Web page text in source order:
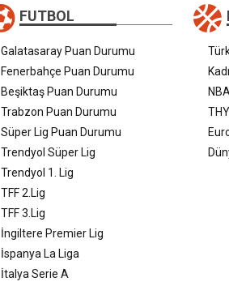
FUTBOL
Galatasaray Puan Durumu
Fenerbahçe Puan Durumu
Beşiktaş Puan Durumu
Trabzon Puan Durumu
Süper Lig Puan Durumu
Trendyol Süper Lig
Trendyol 1. Lig
TFF 2.Lig
TFF 3.Lig
İngiltere Premier Lig
İspanya La Liga
İtalya Serie A
NBA